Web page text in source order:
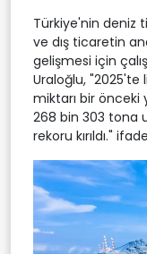
Türkiye'nin deniz
ve dış ticaretin
gelişmesi için
Uraloğlu, "2025'te
miktarı bir önceki
268 bin 303 tona
rekoru kırıldı."